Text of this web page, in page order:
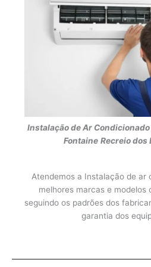
Instalação de Ar Condicionado
Fontaine Recreio dos
Atendemos a Instalação de ar
melhores marcas e modelos
seguindo os padrões dos
garantia dos